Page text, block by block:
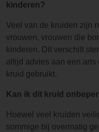
kinderen?
Veel van de kruiden zijn
vrouwen, vrouwen die
kinderen. Dit verschilt
altijd advies aan een arts
kruid gebruikt.
Kan ik dit kruid
Hoewel veel kruiden
sommige bij overmatig